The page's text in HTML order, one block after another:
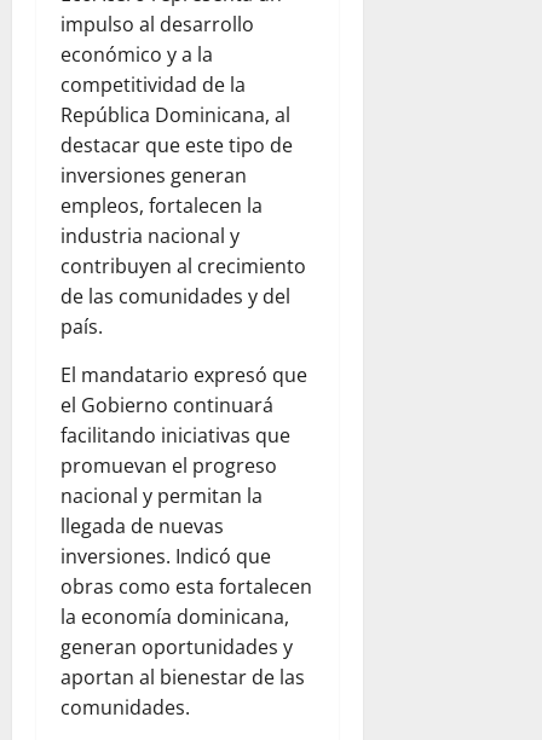
impulso al desarrollo
económico y a la
competitividad de la
República Dominicana, al
destacar que este tipo de
inversiones generan
empleos, fortalecen la
industria nacional y
contribuyen al crecimiento
de las comunidades y del
país.
El mandatario expresó que
el Gobierno continuará
facilitando iniciativas que
promuevan el progreso
nacional y permitan la
llegada de nuevas
inversiones. Indicó que
obras como esta fortalecen
la economía dominicana,
generan oportunidades y
aportan al bienestar de las
comunidades.